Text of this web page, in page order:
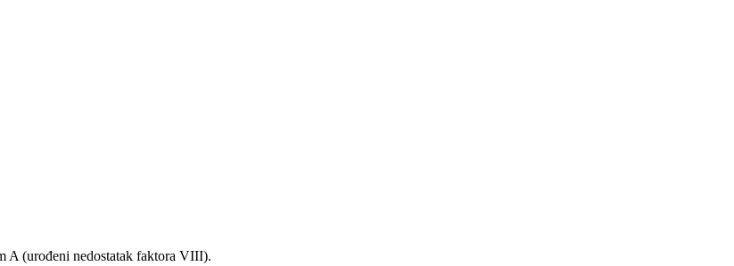
A (urođeni nedostatak faktora VIII).